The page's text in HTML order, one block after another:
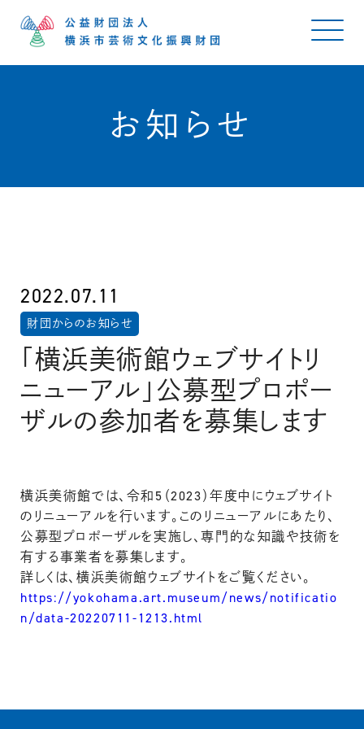
お知らせ
2022.07.11
財団からのお知らせ
「横浜美術館ウェブサイトリ
ニューアル」公募型プロポー
ザルの参加者を募集します
横浜美術館では、令和5（2023）年度中にウェブサイト
のリニューアルを行います。このリニューアルにあたり、
公募型プロポーザルを実施し、専門的な知識や技術を
有する事業者を募集します。
詳しくは、横浜美術館ウェブサイトをご覧ください。
https://yokohama.art.museum/news/notificatio
n/data-20220711-1213.html